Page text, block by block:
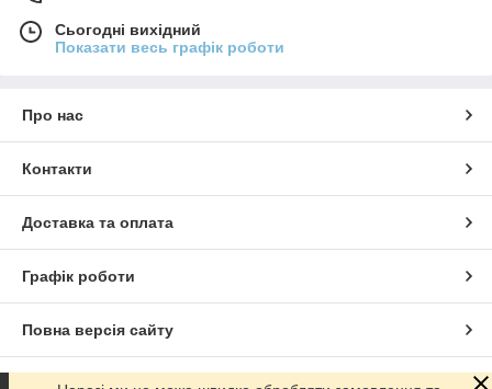
Сьогодні вихідний
Показати весь графік роботи
Про нас
Контакти
Доставка та оплата
Графік роботи
Повна версія сайту
Сайт створено на маркетплейсі Prom.ua